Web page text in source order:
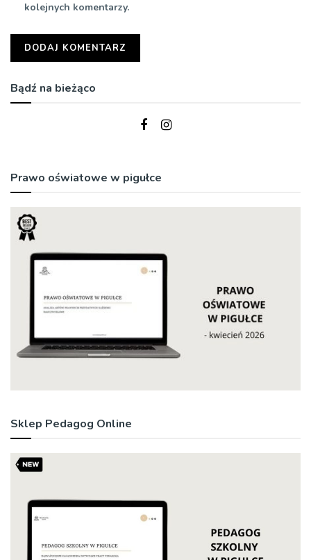
kolejnych komentarzy.
Bądź na bieżąco
Prawo oświatowe w pigułce
Sklep Pedagog Online